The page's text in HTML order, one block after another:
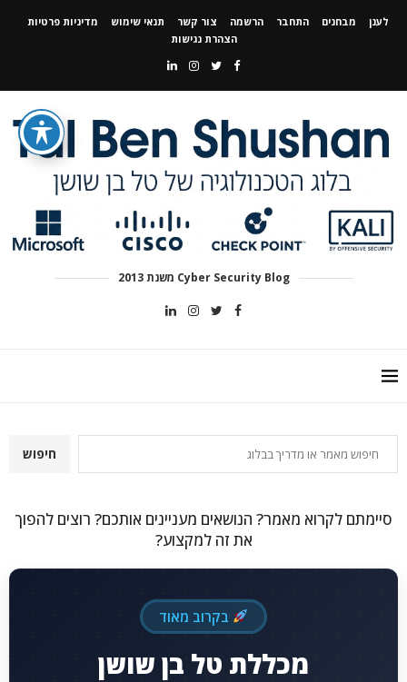
לענן מבחנים התחבר הרשמה צור קשר תנאי שימוש
מדיניות פרטיות
הצהרת נגישות
Cyber Security Blog משנת 2013
חיפוש
סיימתם לקרוא מאמר? הנושאים מעניינים אותכם? רוצים להפוך
את זה למקצוע?
בקרוב מאוד
מכללת טל בן שושן